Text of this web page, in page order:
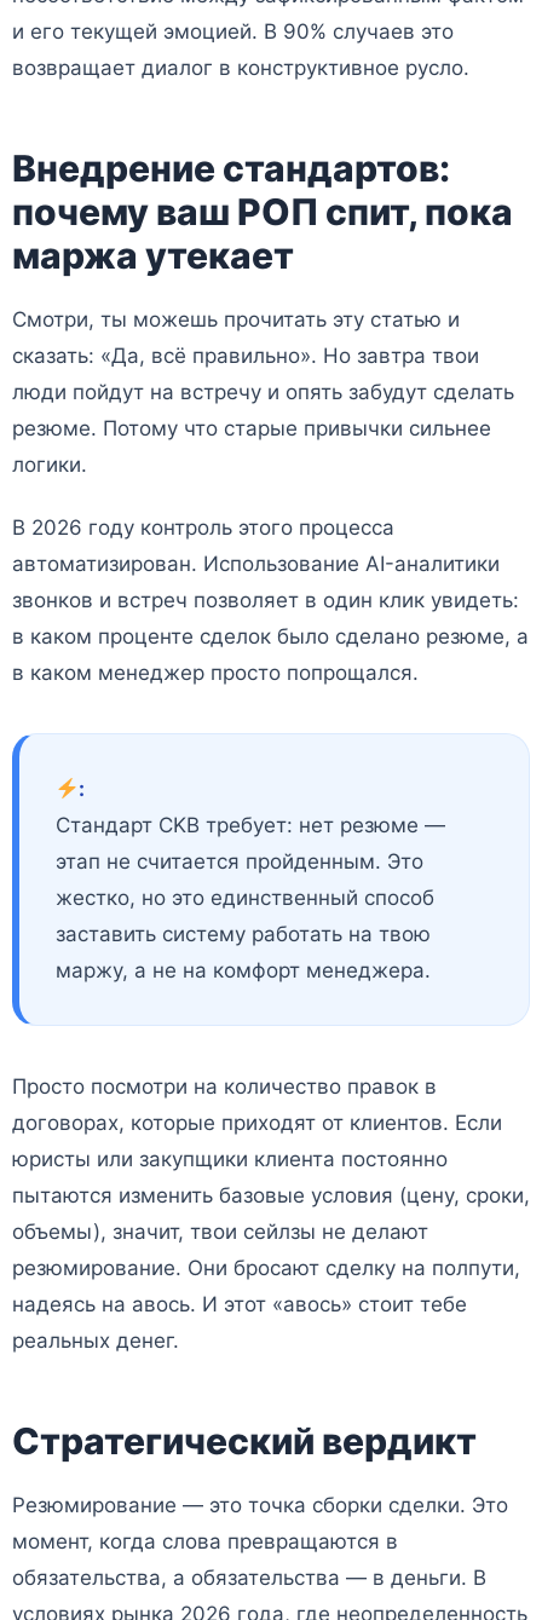
и его текущей эмоцией. В 90% случаев это
возвращает диалог в конструктивное русло.
Внедрение стандартов:
почему ваш РОП спит, пока
маржа утекает
Смотри, ты можешь прочитать эту статью и
сказать: «Да, всё правильно». Но завтра твои
люди пойдут на встречу и опять забудут сделать
резюме. Потому что старые привычки сильнее
логики.
В 2026 году контроль этого процесса
автоматизирован. Использование AI-аналитики
звонков и встреч позволяет в один клик увидеть:
в каком проценте сделок было сделано резюме, а
в каком менеджер просто попрощался.
:
Стандарт CKB требует: нет резюме —
этап не считается пройденным. Это
жестко, но это единственный способ
заставить систему работать на твою
маржу, а не на комфорт менеджера.
Просто посмотри на количество правок в
договорах, которые приходят от клиентов. Если
юристы или закупщики клиента постоянно
пытаются изменить базовые условия (цену, сроки,
объемы), значит, твои сейлзы не делают
резюмирование. Они бросают сделку на полпути,
надеясь на авось. И этот «авось» стоит тебе
реальных денег.
Стратегический вердикт
Резюмирование — это точка сборки сделки. Это
момент, когда слова превращаются в
обязательства, а обязательства — в деньги. В
условиях рынка 2026 года, где неопределенность